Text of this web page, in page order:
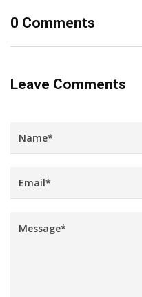
0 Comments
Leave Comments